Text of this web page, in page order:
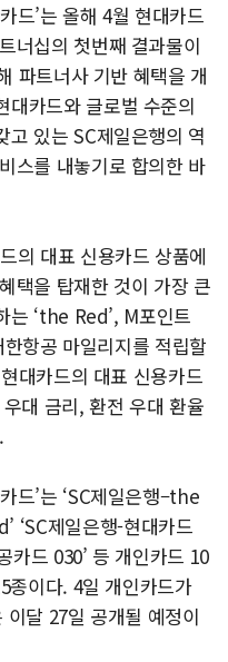
드’는 올해 4월 현대카드
너십의 첫번째 결과물이
파트너사 기반 혜택을 개
대카드와 글로벌 수준의
있는 SC제일은행의 역
스를 내놓기로 합의한 바
의 대표 신용카드 상품에
택을 탑재한 것이 가장 큰
는 ‘the Red’, M포인트
항공 마일리지를 적립할
대카드의 대표 신용카드
대 금리, 환전 우대 환율
드’는 ‘SC제일은행–the
제일은행-현대카드
카드 030’ 등 개인카드 10
종이다. 4일 개인카드가
달 27일 공개될 예정이